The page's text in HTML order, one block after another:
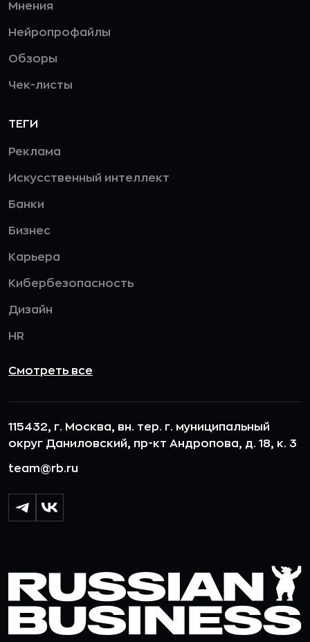
Мнения
Нейропрофайлы
Обзоры
Чек-листы
ТЕГИ
Реклама
Искусственный интеллект
Банки
Бизнес
Карьера
Кибербезопасность
Дизайн
HR
Смотреть все
115432, г. Москва, вн. тер. г. муниципальный
округ Даниловский, пр-кт Андропова, д. 18, к. 3
team@rb.ru